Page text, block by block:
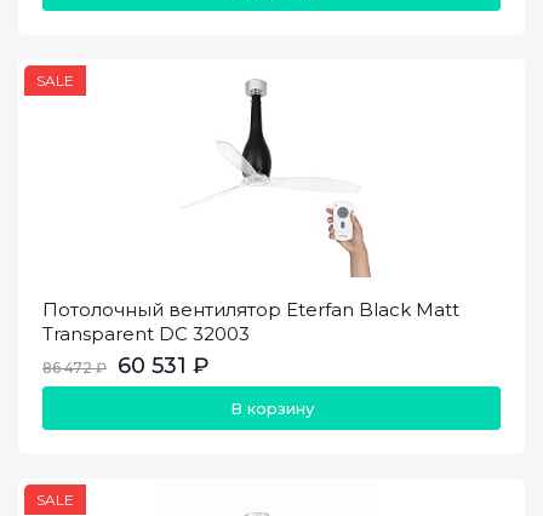
SALE
Потолочный вентилятор Eterfan Black Matt
Transparent DC 32003
86 472 ₽ 60 531 ₽
В корзину
SALE